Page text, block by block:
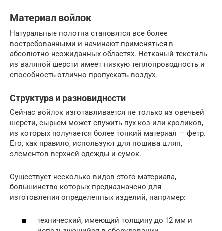
Материал войлок
Натуральные полотна становятся все более
востребованными и начинают применяться в
абсолютно неожиданных областях. Нетканый текстиль
из валяной шерсти имеет низкую теплопроводность и
способность отлично пропускать воздух.
Структура и разновидности
Сейчас войлок изготавливается не только из овечьей
шерсти, сырьем может служить пух коз или кроликов,
из которых получается более тонкий материал — фетр.
Его, как правило, используют для пошива шляп,
элементов верхней одежды и сумок.
Существует несколько видов этого материала,
большинство которых предназначено для
изготовления определенных изделий, например:
технический, имеющий толщину до 12 мм и